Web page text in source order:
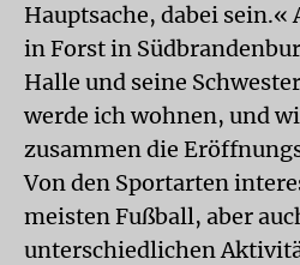
Hauptsache, dabei sein.«
in Forst in
Halle und seine
werde ich wohnen, und
zusammen die
Von den Sportarten
meisten Fußball, aber
unterschiedlichen